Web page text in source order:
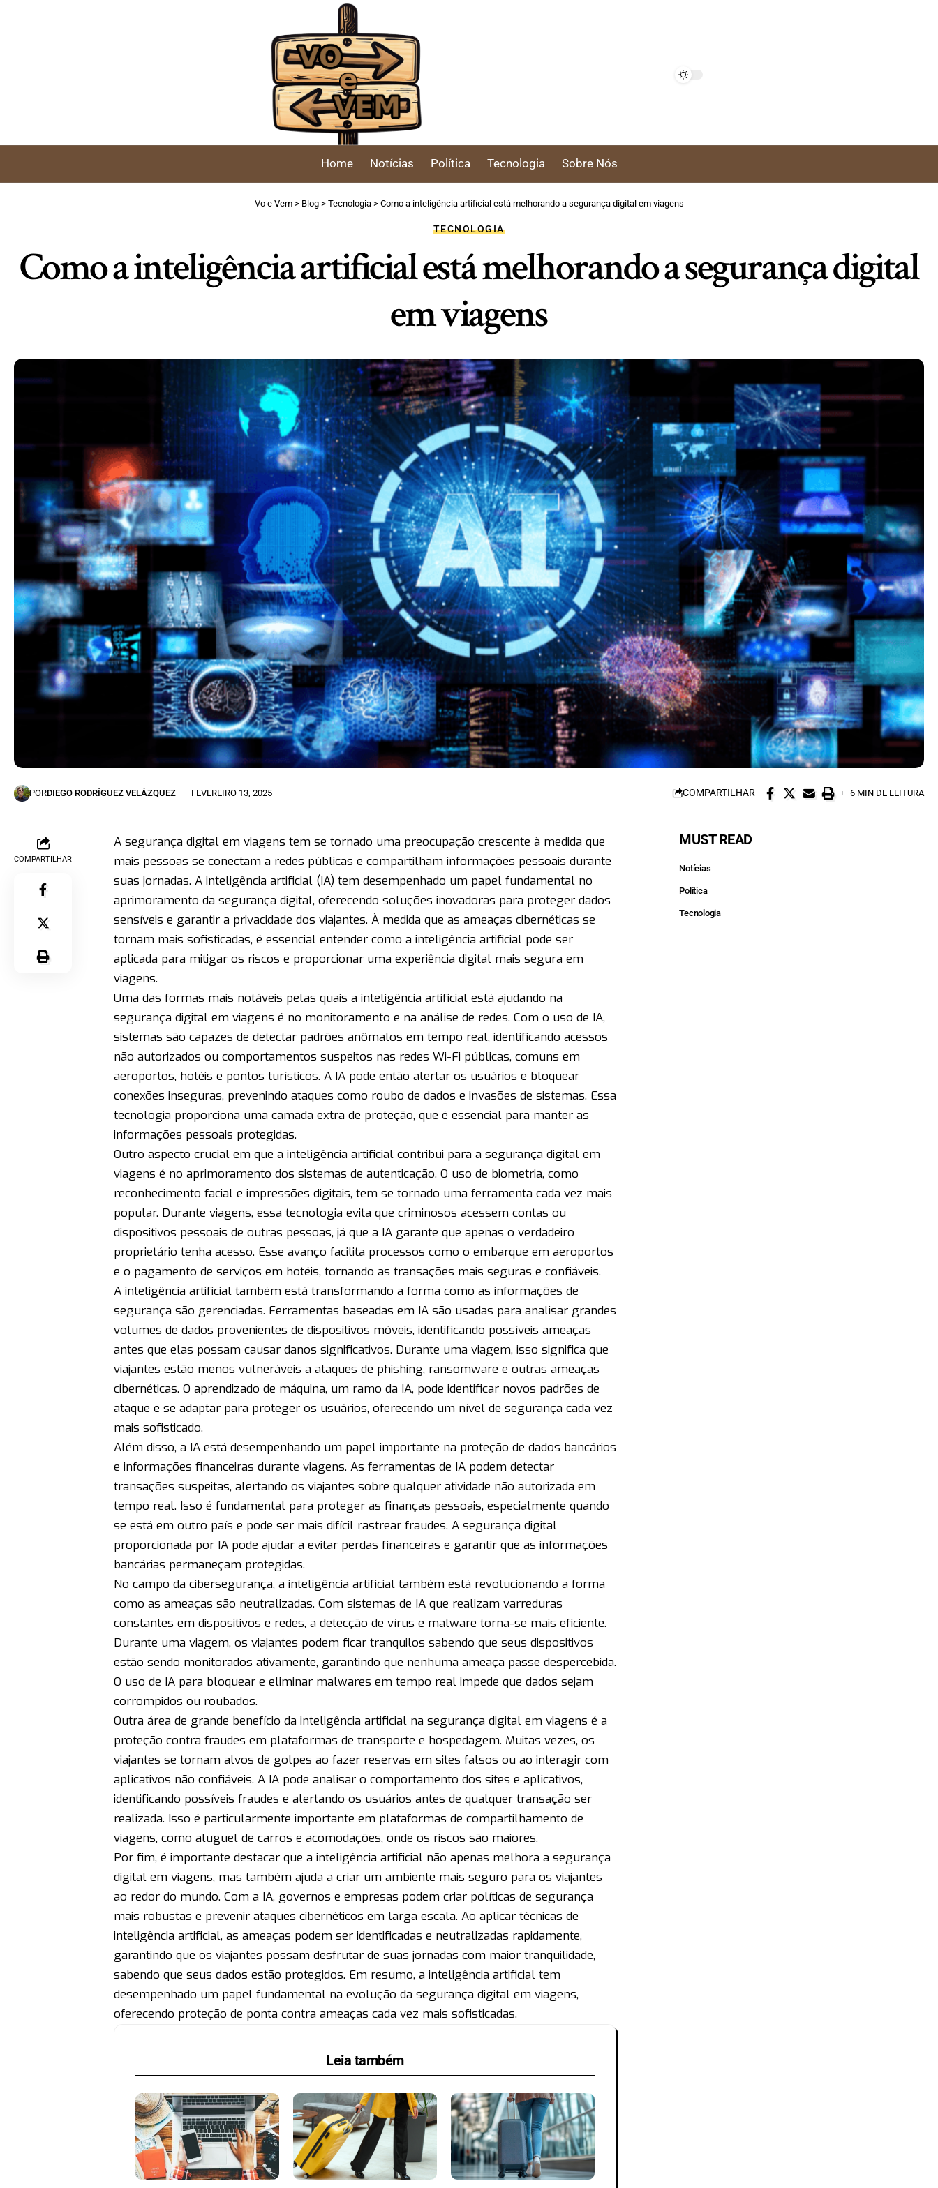
Home Notícias Política Tecnologia Sobre Nós
Vo e Vem> Blog> Tecnologia> Como a inteligência artificial está melhorando a segurança digital em viagens
TECNOLOGIA
Como a inteligência artificial está melhorando a segurança digital
em viagens
PORDIEGO RODRÍGUEZ VELÁZQUEZ FEVEREIRO 13, 2025 COMPARTILHAR 6 MIN DE LEITURA
COMPARTILHAR
A segurança digital em viagens tem se tornado uma preocupação crescente à medida que
mais pessoas se conectam a redes públicas e compartilham informações pessoais durante
suas jornadas. A inteligência artificial (IA) tem desempenhado um papel fundamental no
aprimoramento da segurança digital, oferecendo soluções inovadoras para proteger dados
sensíveis e garantir a privacidade dos viajantes. À medida que as ameaças cibernéticas se
tornam mais sofisticadas, é essencial entender como a inteligência artificial pode ser
aplicada para mitigar os riscos e proporcionar uma experiência digital mais segura em
viagens.
Uma das formas mais notáveis pelas quais a inteligência artificial está ajudando na
segurança digital em viagens é no monitoramento e na análise de redes. Com o uso de IA,
sistemas são capazes de detectar padrões anômalos em tempo real, identificando acessos
não autorizados ou comportamentos suspeitos nas redes Wi-Fi públicas, comuns em
aeroportos, hotéis e pontos turísticos. A IA pode então alertar os usuários e bloquear
conexões inseguras, prevenindo ataques como roubo de dados e invasões de sistemas. Essa
tecnologia proporciona uma camada extra de proteção, que é essencial para manter as
informações pessoais protegidas.
Outro aspecto crucial em que a inteligência artificial contribui para a segurança digital em
viagens é no aprimoramento dos sistemas de autenticação. O uso de biometria, como
reconhecimento facial e impressões digitais, tem se tornado uma ferramenta cada vez mais
popular. Durante viagens, essa tecnologia evita que criminosos acessem contas ou
dispositivos pessoais de outras pessoas, já que a IA garante que apenas o verdadeiro
proprietário tenha acesso. Esse avanço facilita processos como o embarque em aeroportos
e o pagamento de serviços em hotéis, tornando as transações mais seguras e confiáveis.
A inteligência artificial também está transformando a forma como as informações de
segurança são gerenciadas. Ferramentas baseadas em IA são usadas para analisar grandes
volumes de dados provenientes de dispositivos móveis, identificando possíveis ameaças
antes que elas possam causar danos significativos. Durante uma viagem, isso significa que
viajantes estão menos vulneráveis a ataques de phishing, ransomware e outras ameaças
cibernéticas. O aprendizado de máquina, um ramo da IA, pode identificar novos padrões de
ataque e se adaptar para proteger os usuários, oferecendo um nível de segurança cada vez
mais sofisticado.
Além disso, a IA está desempenhando um papel importante na proteção de dados bancários
e informações financeiras durante viagens. As ferramentas de IA podem detectar
transações suspeitas, alertando os viajantes sobre qualquer atividade não autorizada em
tempo real. Isso é fundamental para proteger as finanças pessoais, especialmente quando
se está em outro país e pode ser mais difícil rastrear fraudes. A segurança digital
proporcionada por IA pode ajudar a evitar perdas financeiras e garantir que as informações
bancárias permaneçam protegidas.
No campo da cibersegurança, a inteligência artificial também está revolucionando a forma
como as ameaças são neutralizadas. Com sistemas de IA que realizam varreduras
constantes em dispositivos e redes, a detecção de vírus e malware torna-se mais eficiente.
Durante uma viagem, os viajantes podem ficar tranquilos sabendo que seus dispositivos
estão sendo monitorados ativamente, garantindo que nenhuma ameaça passe despercebida.
O uso de IA para bloquear e eliminar malwares em tempo real impede que dados sejam
corrompidos ou roubados.
Outra área de grande benefício da inteligência artificial na segurança digital em viagens é a
proteção contra fraudes em plataformas de transporte e hospedagem. Muitas vezes, os
viajantes se tornam alvos de golpes ao fazer reservas em sites falsos ou ao interagir com
aplicativos não confiáveis. A IA pode analisar o comportamento dos sites e aplicativos,
identificando possíveis fraudes e alertando os usuários antes de qualquer transação ser
realizada. Isso é particularmente importante em plataformas de compartilhamento de
viagens, como aluguel de carros e acomodações, onde os riscos são maiores.
Por fim, é importante destacar que a inteligência artificial não apenas melhora a segurança
digital em viagens, mas também ajuda a criar um ambiente mais seguro para os viajantes
ao redor do mundo. Com a IA, governos e empresas podem criar políticas de segurança
mais robustas e prevenir ataques cibernéticos em larga escala. Ao aplicar técnicas de
inteligência artificial, as ameaças podem ser identificadas e neutralizadas rapidamente,
garantindo que os viajantes possam desfrutar de suas jornadas com maior tranquilidade,
sabendo que seus dados estão protegidos. Em resumo, a inteligência artificial tem
desempenhado um papel fundamental na evolução da segurança digital em viagens,
oferecendo proteção de ponta contra ameaças cada vez mais sofisticadas.
Leia também
MUST READ
Notícias
Política
Tecnologia